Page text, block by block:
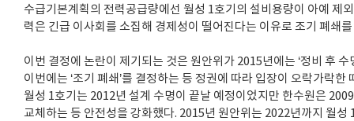
수급기본계획의 전력공급량에선 월성 1호기의 설비용량이 아예 제
력은 긴급 이사회를 소집해 경제성이 떨어진다는 이유로 조기 폐쇄
이번 결정에 논란이 제기되는 것은 원안위가 2015년에는 ‘정비 후
이번에는 ‘조기 폐쇄’를 결정하는 등 정권에 따라 입장이 오락가락한
월성 1호기는 2012년 설계 수명이 끝날 예정이었지만 한수원은
교체하는 등 안전성을 강화했다. 2015년 원안위는 2022년까지 월성